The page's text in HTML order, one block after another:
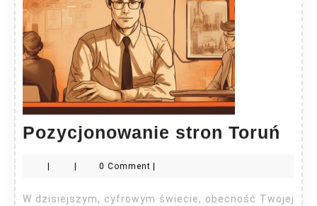
Pozycjonowanie stron Toruń
0 Comment
W dzisiejszym, cyfrowym świecie, obecność Twojej